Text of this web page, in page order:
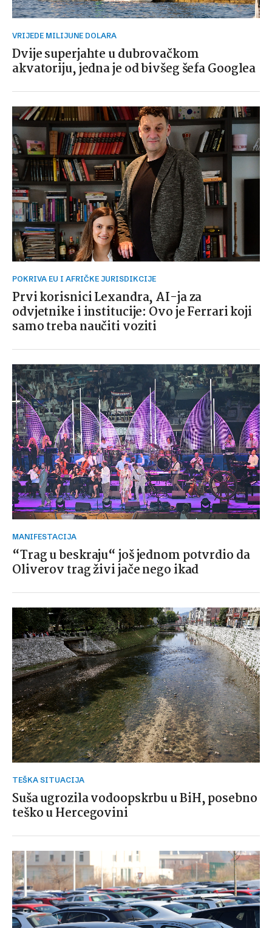
VRIJEDE MILIJUNE DOLARA
Dvije superjahte u dubrovačkom
akvatoriju, jedna je od bivšeg šefa Googlea
POKRIVA EU I AFRIČKE JURISDIKCIJE
Prvi korisnici Lexandra, AI-ja za
odvjetnike i institucije: Ovo je Ferrari koji
samo treba naučiti voziti
MANIFESTACIJA
“Trag u beskraju“ još jednom potvrdio da
Oliverov trag živi jače nego ikad
TEŠKA SITUACIJA
Suša ugrozila vodoopskrbu u BiH, posebno
teško u Hercegovini